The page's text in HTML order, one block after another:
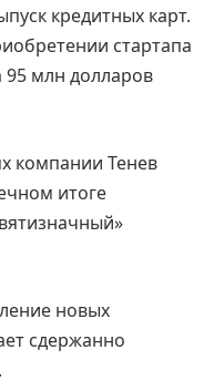
кредитных карт.
стартапа
95 млн долларов
компании Тенев
итоге
новых
сдержанно